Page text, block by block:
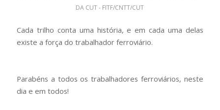
DA CUT - FITF/CNTT/CUT
Cada trilho conta uma história, e em cada uma delas
existe a força do trabalhador ferroviário.
Parabéns a todos os trabalhadores ferroviários, neste
dia e em todos!